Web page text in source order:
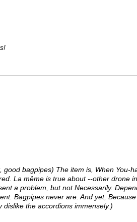
good bagpipes) The item is, When You-
La même is true about --other drone
a problem, but not Necessarily.
Bagpipes never are. And yet,
the accordions immensely.)